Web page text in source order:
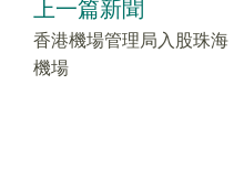
上一篇新聞
香港機場管理局入股珠海
機場